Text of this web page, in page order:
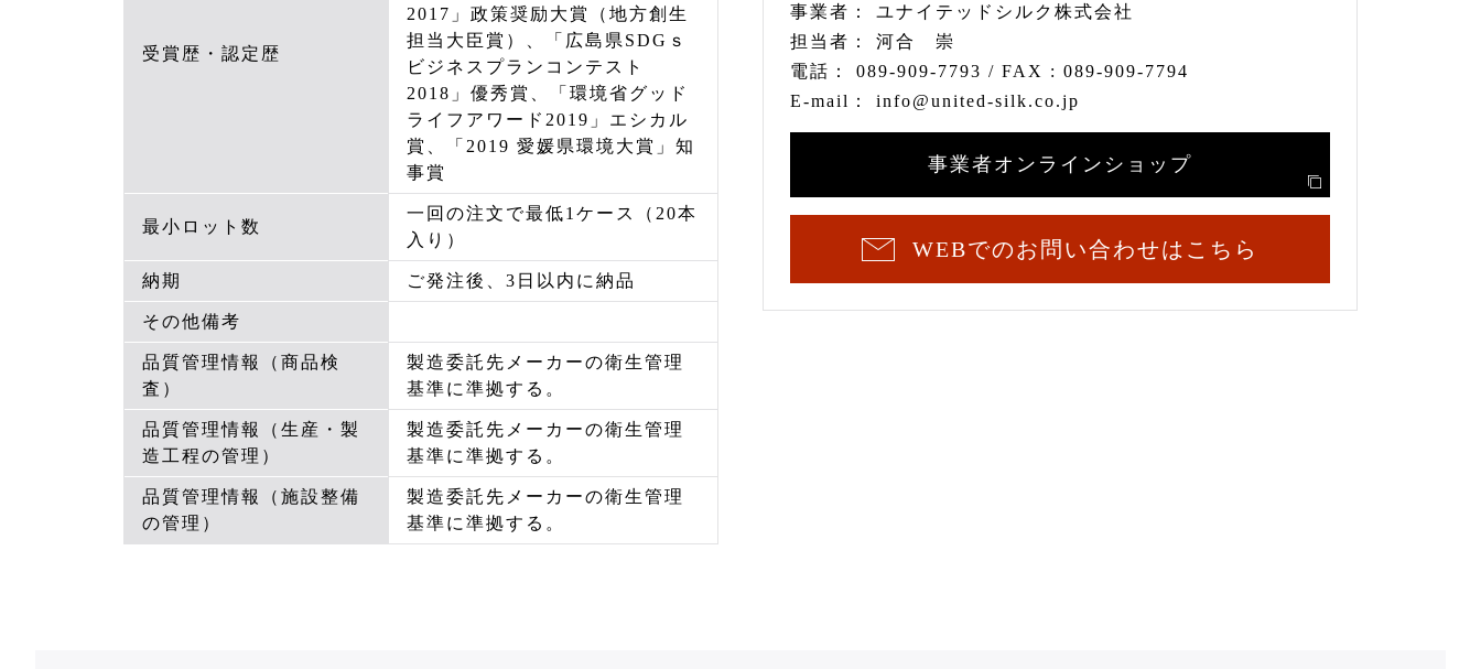
受賞歴・認定歴
2017」政策奨励大賞（地方創生
担当大臣賞）、「広島県SDGｓ
ビジネスプランコンテスト
2018」優秀賞、「環境省グッド
ライフアワード2019」エシカル
賞、「2019 愛媛県環境大賞」知
事賞
最小ロット数
一回の注文で最低1ケース（20本
入り）
納期 ご発注後、3日以内に納品
その他備考
品質管理情報（商品検
査）
製造委託先メーカーの衛生管理
基準に準拠する。
品質管理情報（生産・製
造工程の管理）
製造委託先メーカーの衛生管理
基準に準拠する。
品質管理情報（施設整備
の管理）
製造委託先メーカーの衛生管理
基準に準拠する。
事業者： ユナイテッドシルク株式会社
担当者： 河合 崇
電話： 089-909-7793 / FAX : 089-909-7794
E-mail： info@united-silk.co.jp
事業者オンラインショップ
WEBでのお問い合わせはこちら